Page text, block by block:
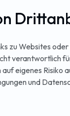
zu Websites
verantwortlich
eigenes Risiko
und